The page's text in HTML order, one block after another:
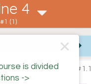
4
(1)
✕
is divided
->